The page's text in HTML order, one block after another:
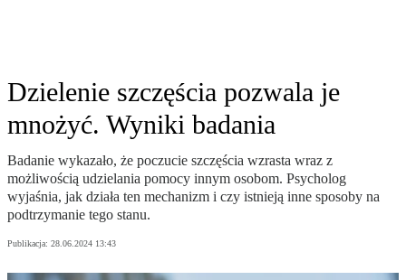
Dzielenie szczęścia pozwala je
mnożyć. Wyniki badania
Badanie wykazało, że poczucie szczęścia wzrasta wraz z
możliwością udzielania pomocy innym osobom. Psycholog
wyjaśnia, jak działa ten mechanizm i czy istnieją inne sposoby na
podtrzymanie tego stanu.
Publikacja: 28.06.2024 13:43